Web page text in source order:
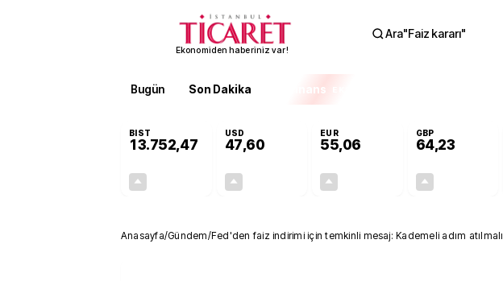
Ekonomiden haberiniz var!
Ara"Faiz kararı"
Bugün Son Dakika Finans
BIST
13.752,47
USD
47,60
EUR
55,06
GBP
64,23
Anasayfa/Gündem/Fed'den faiz indirimi için temkinli mesaj: Kademeli adım atılmalı